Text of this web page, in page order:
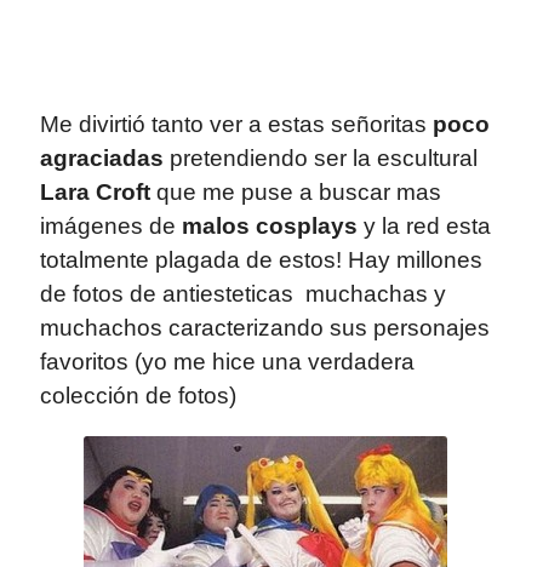
Me divirtió tanto ver a estas señoritas poco
agraciadas pretendiendo ser la escultural
Lara Croftque me puse a buscar mas
imágenes de malos cosplays y la red esta
totalmente plagada de estos! Hay millones
de fotos de antiesteticas muchachas y
muchachos caracterizando sus personajes
favoritos (yo me hice una verdadera
colección de fotos)